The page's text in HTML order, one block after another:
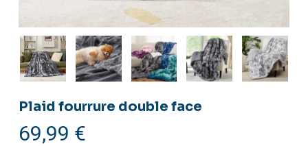
Plaid fourrure double face
69,99 €